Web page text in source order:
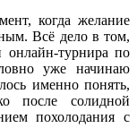
когда желание
Всё дело в том,
онлайн-турнира по
уже начинаю
именно понять,
после солидной
похолодания с